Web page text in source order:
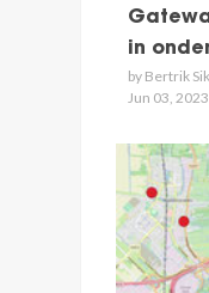
in
by Bertrik
Jun 03,